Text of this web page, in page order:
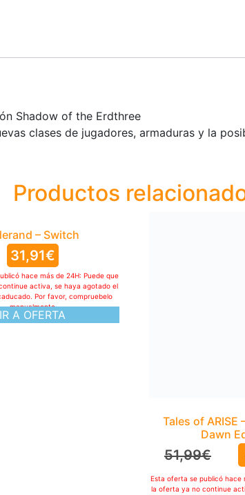
Shadow of the Erdthree
clases de jugadores, armaduras y la
Productos
– Switch
31,91€
IR A OFERTA
hace más de 24H: Puede que
activa, se haya agotado el
Por favor, compruebelo
manualmente
Tales of ARISE